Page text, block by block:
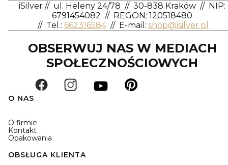
iSilver // ul. Heleny 24/78 // 30-838 Kraków // NIP:
6791454082 // REGON: 120518480
// Tel.: 662316584 // E-mail: shop@isilver.pl
OBSERWUJ NAS W MEDIACH
SPOŁECZNOŚCIOWYCH
O NAS
O firmie
Kontakt
Opakowania
OBSŁUGA KLIENTA